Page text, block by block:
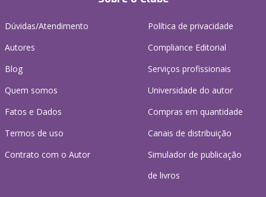
Dúvidas/Atendimento
Autores
Blog
Quem somos
Fatos e Dados
Termos de uso
Contrato com o Autor
Política de privacidade
Compliance Editorial
Serviços profissionais
Universidade do autor
Compras em quantidade
Canais de distribuição
Simulador de publicação
de livros